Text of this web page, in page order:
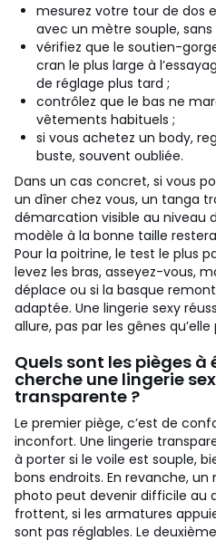
mesurez votre tour de dos
avec un mètre souple, sans
vérifiez que le soutien-
cran le plus large à
de réglage plus tard ;
contrôlez que le bas ne
vêtements habituels ;
si vous achetez un body,
buste, souvent oubliée.
Dans un cas concret, si vous
un dîner chez vous, un tanga
démarcation visible au niveau
modèle à la bonne taille
Pour la poitrine, le test le plus
levez les bras, asseyez-vous,
déplace ou si la basque
adaptée. Une lingerie sexy
allure, pas par les gênes
Quels sont les pièges
cherche une lingerie
transparente ?
Le premier piège, c’est de
inconfort. Une lingerie
à porter si le voile est souple,
bons endroits. En revanche,
photo peut devenir difficile au
frottent, si les armatures
sont pas réglables. Le